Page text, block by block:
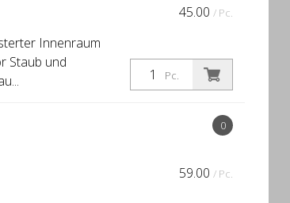
45.00 / Pc.
Pc.
Innenraum
Staub und
0
59.00 / Pc.